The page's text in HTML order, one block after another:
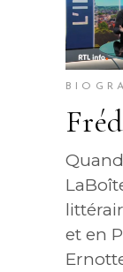
et en